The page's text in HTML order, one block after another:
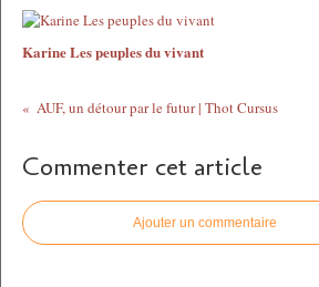
Karine Les peuples du vivant
AUF, un détour par le futur | Thot Cursus
Commenter cet article
Ajouter un commentaire